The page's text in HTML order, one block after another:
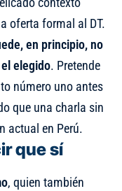
oferta formal al DT.
en principio, no
elegido. Pretende
número uno antes
que una charla sin
actual en Perú.
que sí
, quien también